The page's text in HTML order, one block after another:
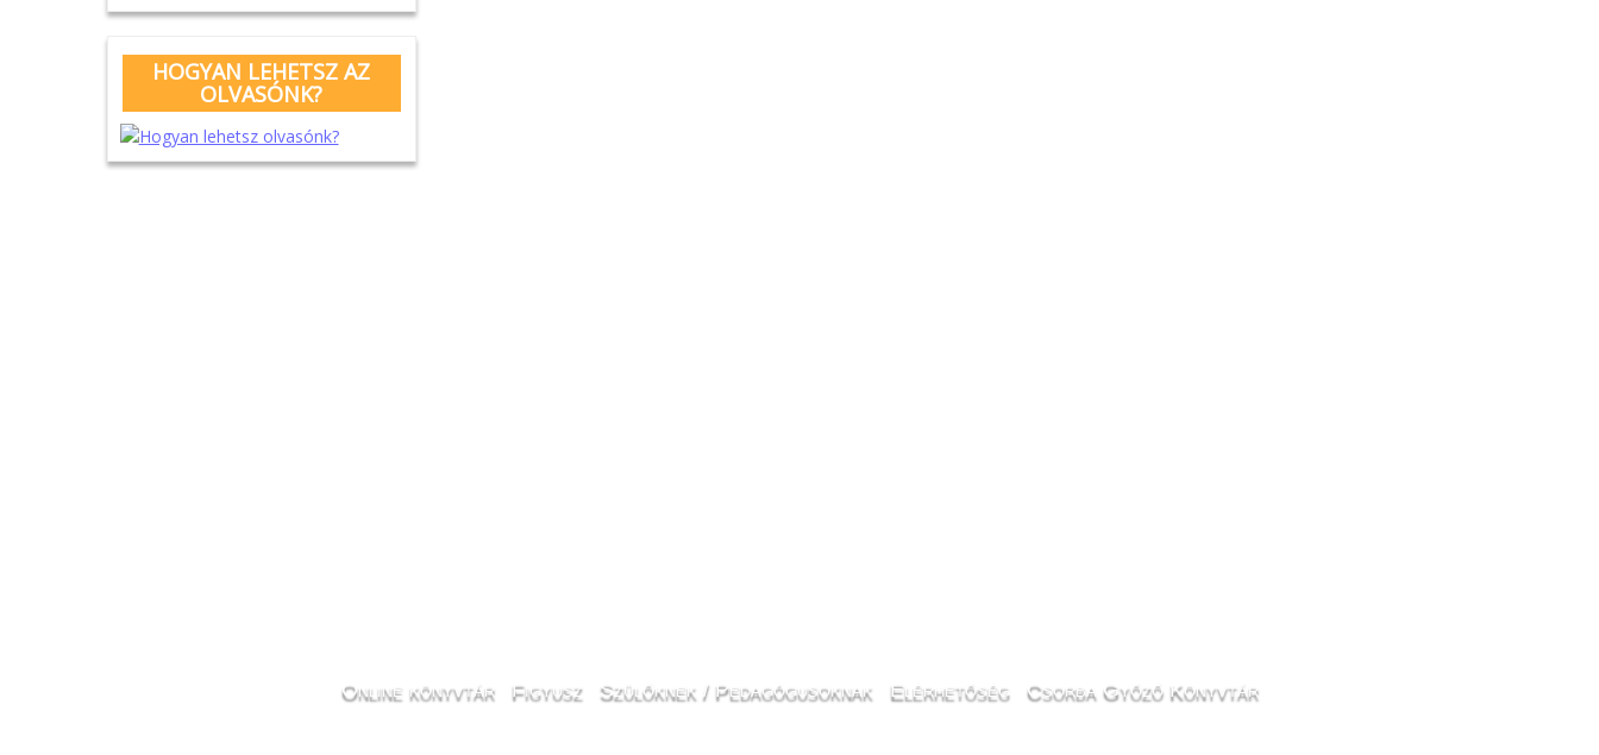
HOGYAN LEHETSZ AZ
OLVASÓNK?
Online könyvtár Figyusz Szülőknek / Pedagógusoknak Elérhetőség Csorba Győző Könyvtár